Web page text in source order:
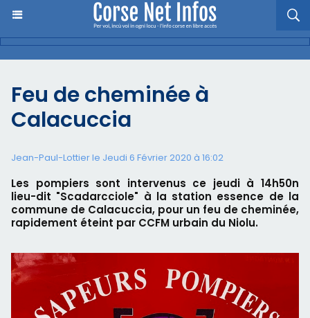
Feu de cheminée à
Calacuccia
Jean-Paul-Lottier le Jeudi 6 Février 2020 à 16:02
Les pompiers sont intervenus ce jeudi à 14h50n
lieu-dit "Scadarcciole" à la station essence de la
commune de Calacuccia, pour un feu de cheminée,
rapidement éteint par CCFM urbain du Niolu.